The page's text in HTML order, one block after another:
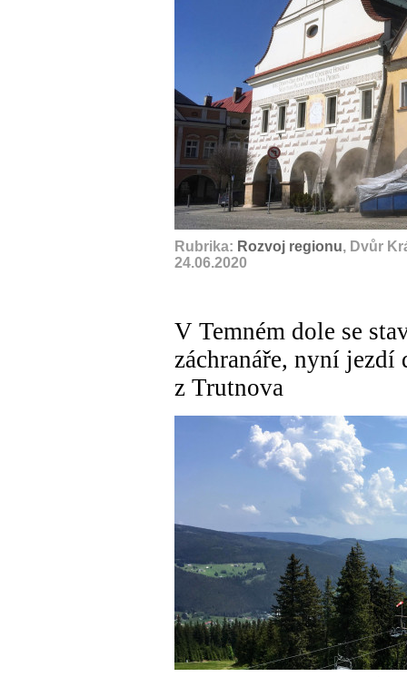
Rubrika: Rozvoj regionu, Dvůr
24.06.2020
V Temném dole se
záchranáře, nyní
z Trutnova